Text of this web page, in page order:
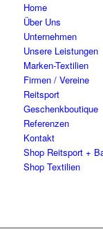
Home
Über Uns
Unternehmen
Unsere Leistungen
Marken-Textilien
Firmen / Vereine
Reitsport
Geschenkboutique
Referenzen
Kontakt
Shop Reitsport +
Shop Textilien